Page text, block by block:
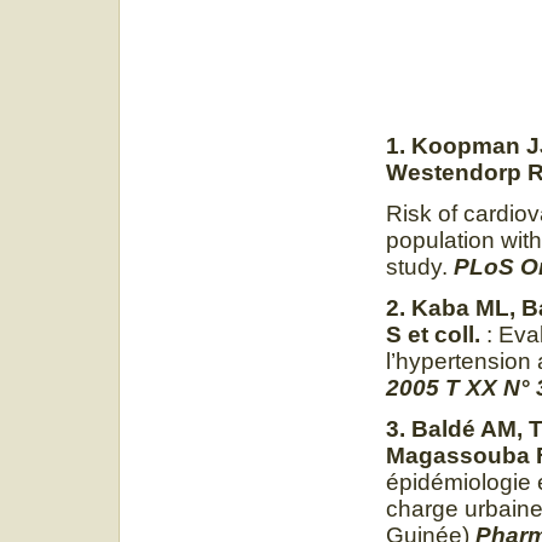
1. Koopman
Westendorp
Risk of
population
study. PLoS
2. Kaba ML,
S et coll. :
2005 T XX N°
3. Baldé AM,
Magassouba
épidémiologie
charge
Guinée)